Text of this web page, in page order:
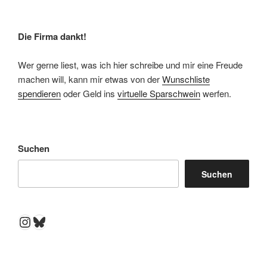
Die Firma dankt!
Wer gerne liest, was ich hier schreibe und mir eine Freude
machen will, kann mir etwas von derWunschliste
spendierenoder Geld ins virtuelle Sparschweinwerfen.
Suchen
Suchen
Instagram
Bluesky